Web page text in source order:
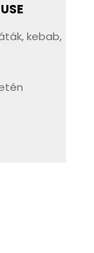
kebab,